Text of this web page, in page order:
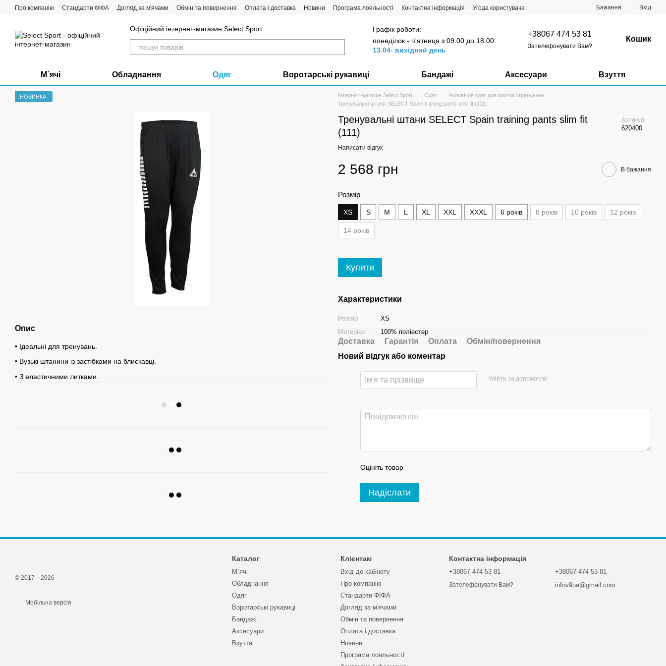
Перейти до основного контенту
Про компанію Стандарти ФІФА Догляд за м'ячами Обмін та повернення Оплата і доставка Новини Програма лояльності Контактна інформація Угода користувача Бажання Вхід
Офіційний інтернет-магазин Select Sport
Графік роботи:
понеділок - п'ятниця з 09.00 до 18.00
13.04- вихідний день
+38067 474 53 81
Зателефонувати Вам?
Кошик
М`ячі Обладнання Одяг Воротарські рукавиці Бандажі Аксесуари Взуття
НОВИНКА
Опис
• Ідеальні для тренувань.
• Вузькі штанини із застібками на блискавці.
• З еластичними литками.
Інтернет-магазин Select Sport Одяг
Чоловічий одяг для матчів і тренувань
Тренувальні штани SELECT Spain training pants slim fit (111)
Тренувальні штани SELECT Spain training pants slim fit
(111)
Артикул
620400
Написати відгук
2 568 грн В бажання
Розмір
XS S M L XL XXL XXXL 6 років 8 років 10 років 12 років
14 років
Купити
Характеристики
Розмір
XS
Матеріал
100% поліестер
Доставка Гарантія Оплата
Обмін/повернення
Новий відгук або коментар
Увійти за допомогою
Оцініть товар
Надіслати
© 2017—2026
Мобільна версія
Каталог
М`ячі
Обладнання
Одяг
Воротарські рукавиці
Бандажі
Аксесуари
Взуття
Клієнтам
Вхід до кабінету
Про компанію
Стандарти ФІФА
Догляд за м'ячами
Обмін та повернення
Оплата і доставка
Новини
Програма лояльності
Контактна інформація
+38067 474 53 81
Зателефонувати Вам?
+38067 474 53 81
infov9ua@gmail.com